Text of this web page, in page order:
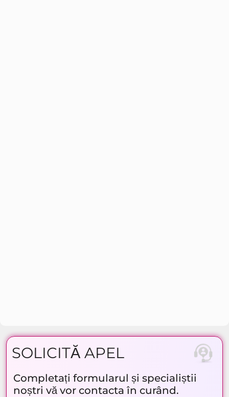
SOLICITĂ APEL
Completați formularul și specialiștii
noștri vă vor contacta în curând.